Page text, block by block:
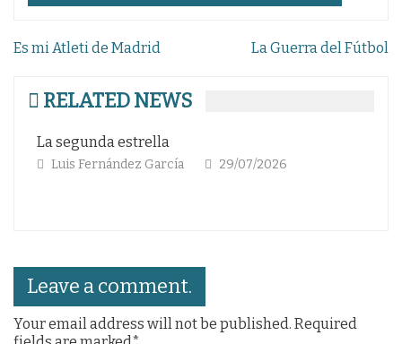
Navegación
entradas
Es mi Atleti de Madrid La Guerra del Fútbol
RELATED NEWS
estrella
García 29/07/2026
Leave a comment.
Your email address will not be published. Required